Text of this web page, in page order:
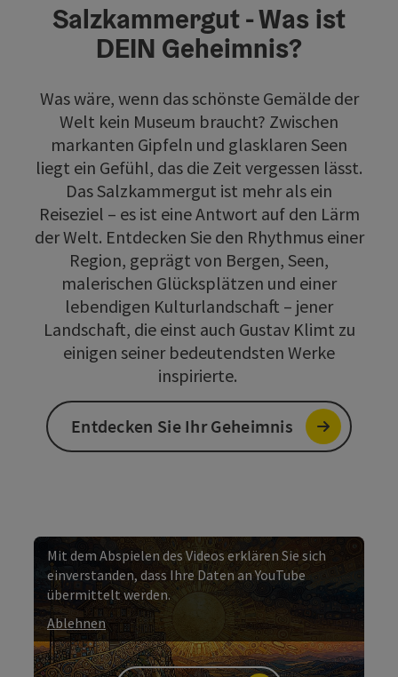
Salzkammergut - Was ist
DEIN Geheimnis?
Was wäre, wenn das schönste Gemälde der
Welt kein Museum braucht? Zwischen
markanten Gipfeln und glasklaren Seen
liegt ein Gefühl, das die Zeit vergessen lässt.
Das Salzkammergut ist mehr als ein
Reiseziel – es ist eine Antwort auf den Lärm
der Welt. Entdecken Sie den Rhythmus einer
Region, geprägt von Bergen, Seen,
malerischen Glücksplätzen und einer
lebendigen Kulturlandschaft – jener
Landschaft, die einst auch Gustav Klimt zu
einigen seiner bedeutendsten Werke
inspirierte.
Entdecken Sie Ihr Geheimnis
Mit dem Abspielen des Videos erklären Sie sich
einverstanden, dass Ihre Daten an YouTube
übermittelt werden.
Ablehnen